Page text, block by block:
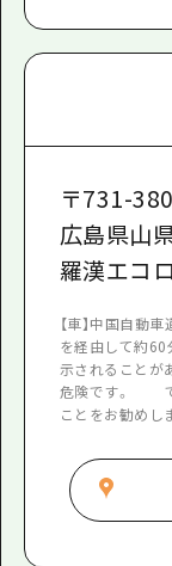
〒731-
広島県山
羅漢エコ
【車】中国自動
を経由して約
示されることが
危険です。 で
ことをお勧めし